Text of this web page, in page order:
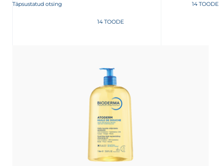
Täpsustatud otsing 14 TOODE
14 TOODE